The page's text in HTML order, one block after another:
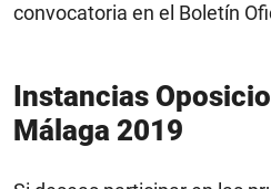
convocatoria en el Boletín
Instancias
Málaga 2019